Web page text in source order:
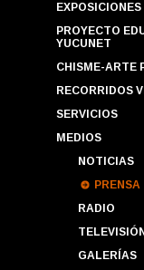
EXPOSICIONES
PROYECTO
YUCUNET
CHISME-ARTE
RECORRIDOS
SERVICIOS
MEDIOS
NOTICIAS
PRENSA
RADIO
TELEVISIÓN
GALERÍAS